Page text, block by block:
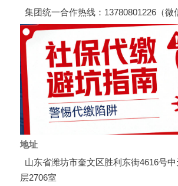
集团统一合作热线：13780801226（微
地址
山东省潍坊市奎文区胜利东街4616号
层2706室